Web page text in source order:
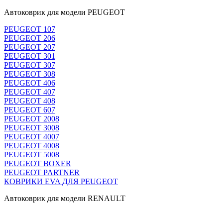
Автоковрик для модели PEUGEOT
PEUGEOT 107
PEUGEOT 206
PEUGEOT 207
PEUGEOT 301
PEUGEOT 307
PEUGEOT 308
PEUGEOT 406
PEUGEOT 407
PEUGEOT 408
PEUGEOT 607
PEUGEOT 2008
PEUGEOT 3008
PEUGEOT 4007
PEUGEOT 4008
PEUGEOT 5008
PEUGEOT BOXER
PEUGEOT PARTNER
КОВРИКИ EVA ДЛЯ PEUGEOT
Автоковрик для модели RENAULT